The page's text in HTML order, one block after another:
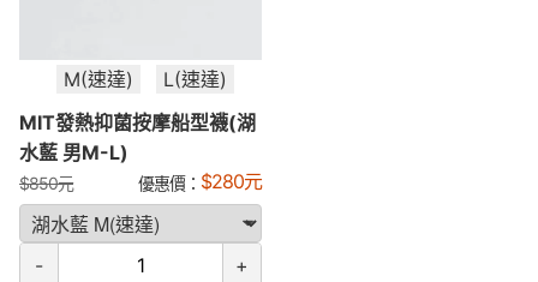
M(速達)
L(速達)
MIT發熱抑菌按摩船型襪(湖
水藍 男M-L)
$850元 優惠價： $280元
- +